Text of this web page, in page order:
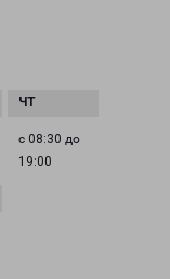
с 08:30 до
19:00